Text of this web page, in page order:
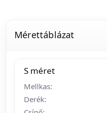
Mérettáblázat
S méret
Mellkas:
Derék: